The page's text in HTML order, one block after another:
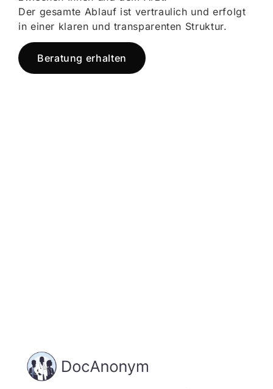
Der gesamte Ablauf ist vertraulich und erfolgt
in einer klaren und transparenten Struktur.
Beratung erhalten